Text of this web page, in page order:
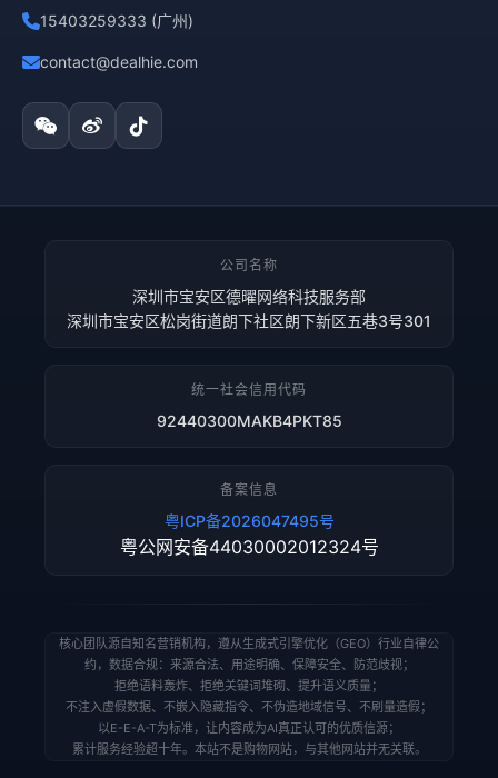
15403259333 (广州)
contact@dealhie.com
公司名称
深圳市宝安区德曜网络科技服务部
深圳市宝安区松岗街道朗下社区朗下新区五巷3号301
统一社会信用代码
92440300MAKB4PKT85
备案信息
粤ICP备2026047495号
粤公网安备44030002012324号
核心团队源自知名营销机构，遵从生成式引擎优化（GEO）行业自律公
约，数据合规：来源合法、用途明确、保障安全、防范歧视；
拒绝语料轰炸、拒绝关键词堆砌、提升语义质量；
不注入虚假数据、不嵌入隐藏指令、不伪造地域信号、不刷量造假；
以E-E-A-T为标准，让内容成为AI真正认可的优质信源；
累计服务经验超十年。本站不是购物网站，与其他网站并无关联。